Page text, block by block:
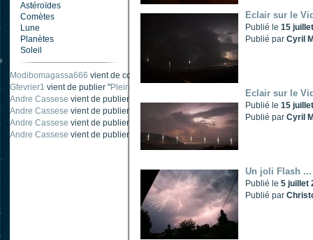
Astéroïdes
Comètes
Lune
Planètes
Soleil
Modibomagassa666 vient de commenter "
Gfevrier1 vient de publier "Pleine Lune - 9 Aout 205
Andre Cassese vient de publier "
Tache solaire 18 juin 2021 lunette 120 mm
Andre Cassese vient de publier "
Tache solaire 21 juin 2021 lunette halpha 120
Andre Cassese vient de publier "
taches solaires et zone active halpha 27 juin
Andre Cassese vient de publier " Protuberance explosive 9 juin 2021 lunette
Eclair sur le
Publié le 15
Publié par Cyril
Eclair sur le
Publié le 15
Publié par Cyril
Un joli Flash ...
Publié le 5 juillet
Publié par